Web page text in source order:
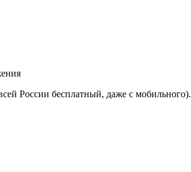
России бесплатный, даже с мобильного).